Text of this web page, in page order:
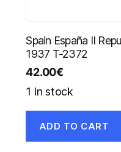
Spain España II
1937 T-2372
42.00€
1 in stock
ADD TO CART